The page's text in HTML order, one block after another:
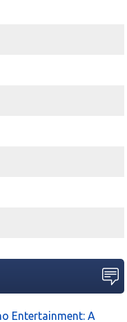
Entertainment: A